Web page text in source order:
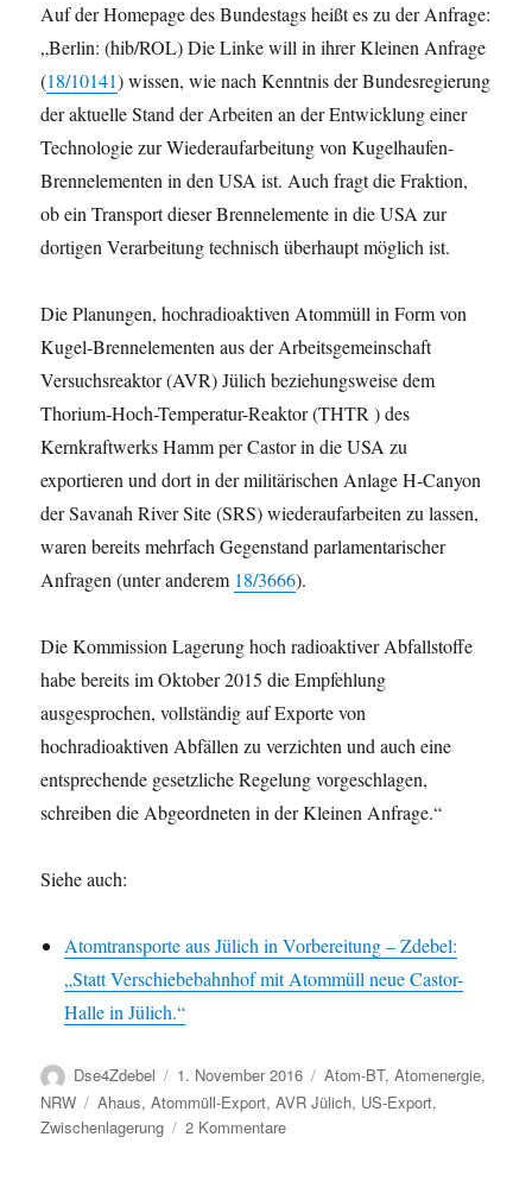
Auf der Homepage des Bundestags heißt es zu der Anfrage:
„Berlin: (hib/ROL) Die Linke will in ihrer Kleinen Anfrage
(18/10141) wissen, wie nach Kenntnis der Bundesregierung
der aktuelle Stand der Arbeiten an der Entwicklung einer
Technologie zur Wiederaufarbeitung von Kugelhaufen-
Brennelementen in den USA ist. Auch fragt die Fraktion,
ob ein Transport dieser Brennelemente in die USA zur
dortigen Verarbeitung technisch überhaupt möglich ist.
Die Planungen, hochradioaktiven Atommüll in Form von
Kugel-Brennelementen aus der Arbeitsgemeinschaft
Versuchsreaktor (AVR) Jülich beziehungsweise dem
Thorium-Hoch-Temperatur-Reaktor (THTR ) des
Kernkraftwerks Hamm per Castor in die USA zu
exportieren und dort in der militärischen Anlage H-Canyon
der Savanah River Site (SRS) wiederaufarbeiten zu lassen,
waren bereits mehrfach Gegenstand parlamentarischer
Anfragen (unter anderem 18/3666).
Die Kommission Lagerung hoch radioaktiver Abfallstoffe
habe bereits im Oktober 2015 die Empfehlung
ausgesprochen, vollständig auf Exporte von
hochradioaktiven Abfällen zu verzichten und auch eine
entsprechende gesetzliche Regelung vorgeschlagen,
schreiben die Abgeordneten in der Kleinen Anfrage.“
Siehe auch:
Atomtransporte aus Jülich in Vorbereitung – Zdebel:
„Statt Verschiebebahnhof mit Atommüll neue Castor-
Halle in Jülich.“
Autor
Dse4Zdebel
Veröffentlicht
am
1. November 2016 Kategorien
Atom-BT,Atomenergie,
NRW
Schlagwörter
Ahaus,Atommüll-Export,AVR Jülich, US-Export,
Zwischenlagerung
2 Kommentarezu